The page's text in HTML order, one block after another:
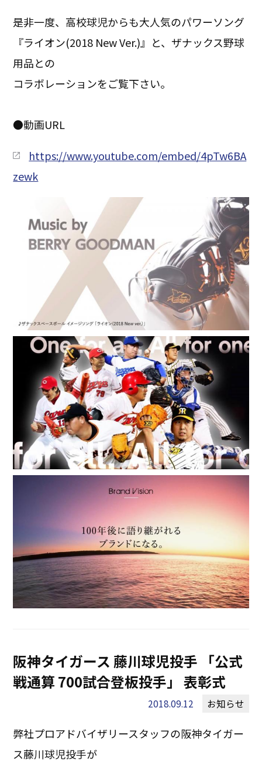
是非一度、高校球児からも大人気のパワーソング
『ライオン(2018 New Ver.)』と、ザナックス野球
用品との
コラボレーションをご覧下さい。
●動画URL
https://www.youtube.com/embed/4pTw6BA
zewk
阪神タイガース 藤川球児投手 「公式
戦通算 700試合登板投手」 表彰式
2018.09.12 お知らせ
弊社プロアドバイザリースタッフの阪神タイガー
ス藤川球児投手が